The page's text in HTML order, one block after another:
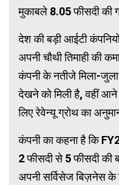
मुकाबले 8.05 फीसदी की
देश की बड़ी आईटी
अपनी चौथी तिमाही की
कंपनी के नतीजे मिला-
देखने को मिली है, वहीं आने
लिए रेवेन्यू ग्रोथ का
कंपनी का कहना है कि
2 फीसदी से 5 फीसदी
अपनी सर्विसेज बिज़नेस के